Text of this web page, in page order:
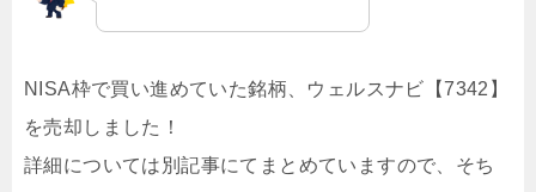
NISA枠で買い進めていた銘柄、ウェルスナビ【7342】
を売却しました！
詳細については別記事にてまとめていますので、そち